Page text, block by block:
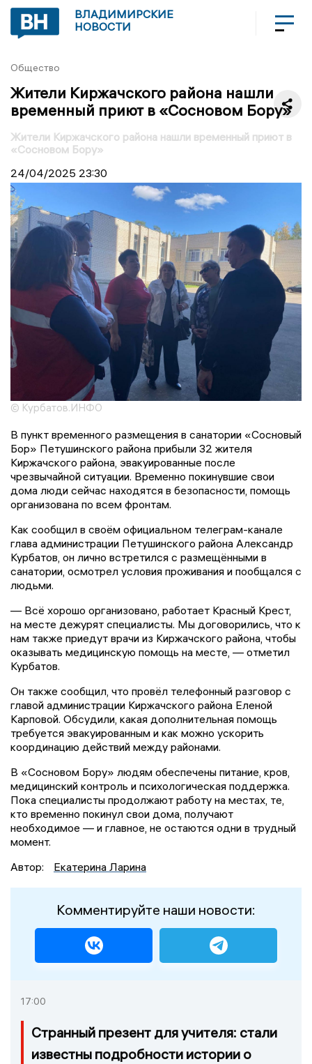
ВЛАДИМИРСКИЕ
НОВОСТИ
Общество
Жители Киржачского района нашли
временный приют в «Сосновом Бору»
Жители Киржачского района нашли временный приют в
«Сосновом Бору»
24/04/2025 23:30
© Курбатов.ИНФО
В пункт временного размещения в санатории «Сосновый
Бор» Петушинского района прибыли 32 жителя
Киржачского района, эвакуированные после
чрезвычайной ситуации. Временно покинувшие свои
дома люди сейчас находятся в безопасности, помощь
организована по всем фронтам.
Как сообщил в своём официальном телеграм-канале
глава администрации Петушинского района Александр
Курбатов, он лично встретился с размещёнными в
санатории, осмотрел условия проживания и пообщался с
людьми.
— Всё хорошо организовано, работает Красный Крест,
на месте дежурят специалисты. Мы договорились, что к
нам также приедут врачи из Киржачского района, чтобы
оказывать медицинскую помощь на месте, — отметил
Курбатов.
Он также сообщил, что провёл телефонный разговор с
главой администрации Киржачского района Еленой
Карповой. Обсудили, какая дополнительная помощь
требуется эвакуированным и как можно ускорить
координацию действий между районами.
В «Сосновом Бору» людям обеспечены питание, кров,
медицинский контроль и психологическая поддержка.
Пока специалисты продолжают работу на местах, те,
кто временно покинул свои дома, получают
необходимое — и главное, не остаются одни в трудный
момент.
Автор:
Екатерина Ларина
Комментируйте наши новости:
17:00
Странный презент для учителя: стали
известны подробности истории о